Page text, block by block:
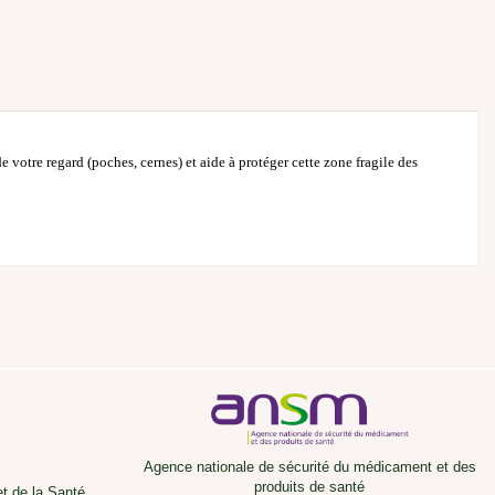
regard (poches, cernes) et aide à protéger cette zone fragile des
Agence nationale de sécurité du médicament et des
produits de santé